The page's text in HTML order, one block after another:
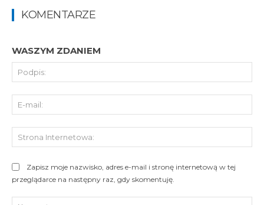
KOMENTARZE
WASZYM ZDANIEM
Zapisz moje nazwisko, adres e-mail i stronę internetową w tej
przeglądarce na następny raz, gdy skomentuję.